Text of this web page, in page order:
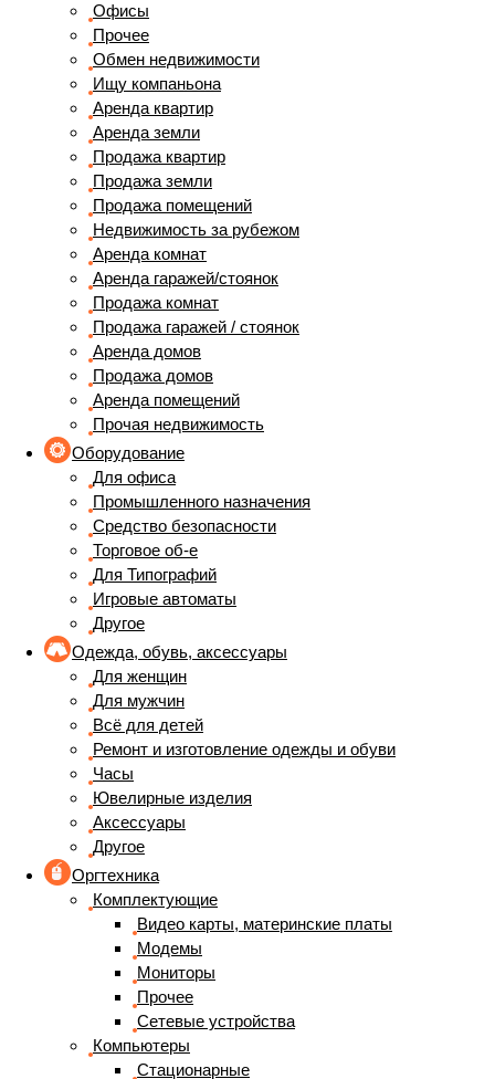
Офисы
Прочее
Обмен недвижимости
Ищу компаньона
Аренда квартир
Аренда земли
Продажа квартир
Продажа земли
Продажа помещений
Недвижимость за рубежом
Аренда комнат
Аренда гаражей/стоянок
Продажа комнат
Продажа гаражей / стоянок
Аренда домов
Продажа домов
Аренда помещений
Прочая недвижимость
Оборудование
Для офиса
Промышленного назначения
Средство безопасности
Торговое об-е
Для Типографий
Игровые автоматы
Другое
Одежда, обувь, аксессуары
Для женщин
Для мужчин
Всё для детей
Ремонт и изготовление одежды и обуви
Часы
Ювелирные изделия
Аксессуары
Другое
Оргтехника
Комплектующие
Видео карты, материнские платы
Модемы
Мониторы
Прочее
Сетевые устройства
Компьютеры
Стационарные